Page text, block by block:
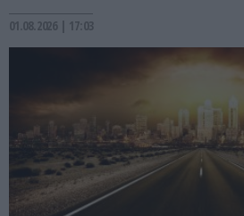
01.08.2026 | 17:03